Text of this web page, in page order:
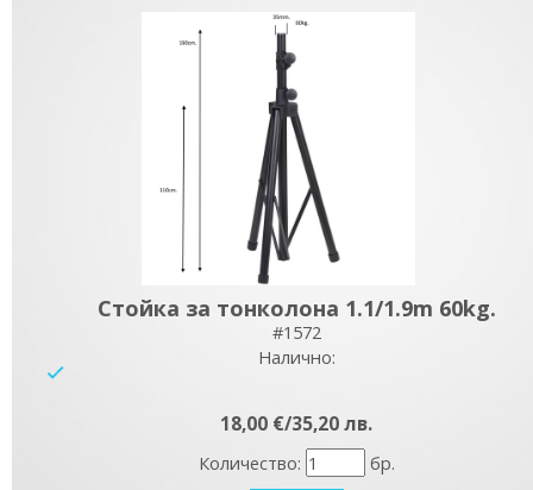
Стойка за тонколона 1.1/1.9m 60kg.
#1572
Налично:
18,00 €/35,20 лв.
Количество: бр.